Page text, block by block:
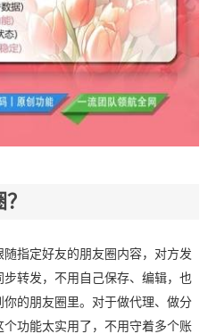
指定好友的朋友圈内容，对方发
步转发，不用自己保存、编辑，也
的朋友圈里。对于做代理、做分
功能太实用了，不用守着多个账